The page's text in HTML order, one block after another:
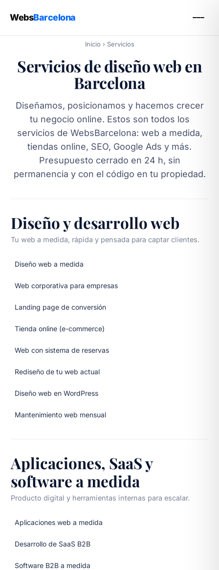
WebsBarcelona
Inicio › Servicios
Servicios de diseño web en
Barcelona
Diseñamos, posicionamos y hacemos crecer
tu negocio online. Estos son todos los
servicios de WebsBarcelona: web a medida,
tiendas online, SEO, Google Ads y más.
Presupuesto cerrado en 24 h, sin
permanencia y con el código en tu propiedad.
Diseño y desarrollo web
Tu web a medida, rápida y pensada para captar clientes.
Diseño web a medida
Web corporativa para empresas
Landing page de conversión
Tienda online (e-commerce)
Web con sistema de reservas
Rediseño de tu web actual
Diseño web en WordPress
Mantenimiento web mensual
Aplicaciones, SaaS y
software a medida
Producto digital y herramientas internas para escalar.
Aplicaciones web a medida
Desarrollo de SaaS B2B
Software B2B a medida